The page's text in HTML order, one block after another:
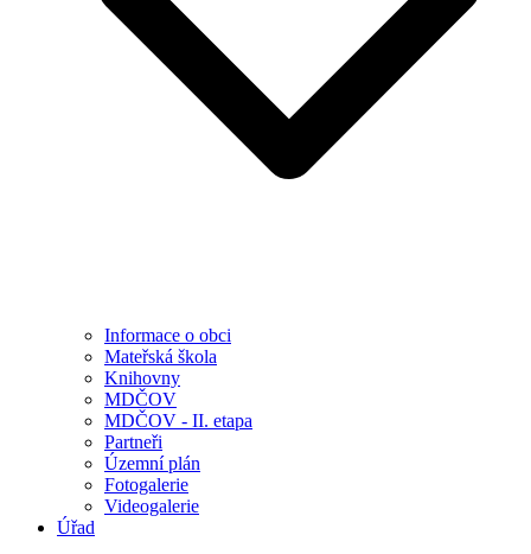
Informace o obci
Mateřská škola
Knihovny
MDČOV
MDČOV - II. etapa
Partneři
Územní plán
Fotogalerie
Videogalerie
Úřad